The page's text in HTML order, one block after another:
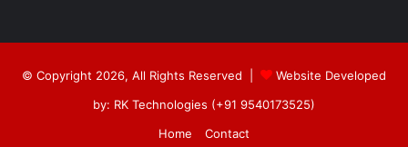
© Copyright 2026, All Rights Reserved |
Website Developed
by: RK Technologies (+91 9540173525)
Home
Contact